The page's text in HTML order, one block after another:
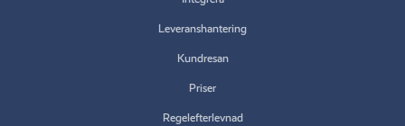
Leveranshantering
Kundresan
Priser
Regelefterlevnad